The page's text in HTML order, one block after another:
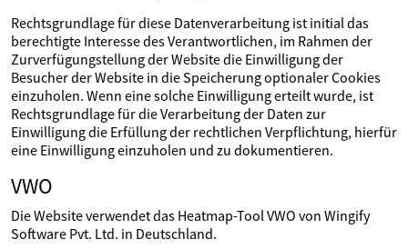
Rechtsgrundlage für diese Datenverarbeitung ist initial das
berechtigte Interesse des Verantwortlichen, im Rahmen der
Zurverfügungstellung der Website die Einwilligung der
Besucher der Website in die Speicherung optionaler Cookies
einzuholen. Wenn eine solche Einwilligung erteilt wurde, ist
Rechtsgrundlage für die Verarbeitung der Daten zur
Einwilligung die Erfüllung der rechtlichen Verpflichtung, hierfür
eine Einwilligung einzuholen und zu dokumentieren.
VWO
Die Website verwendet das Heatmap-Tool VWO von Wingify
Software Pvt. Ltd. in Deutschland.